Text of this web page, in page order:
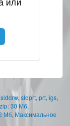
sldprt, prt, igs,
30 Мб,
Мб, Максимальное